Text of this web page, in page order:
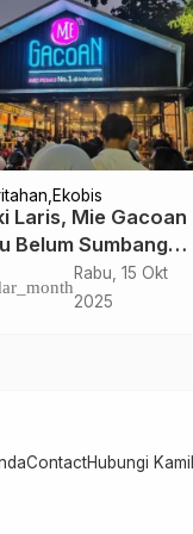
Tiga Hari
MP-AW, Soal
dan
Paling Banyak
Jumat, 27 Sep
2024
ContactHubungi Kami